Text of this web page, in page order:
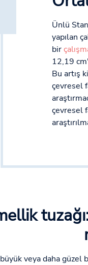
Ünlü
yapılan
bir
12,19
Bu artış
çevresel
çevresel
veya daha güzel